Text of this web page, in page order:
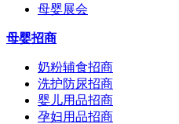
母婴展会
母婴招商
奶粉辅食招商
洗护防尿招商
婴儿用品招商
孕妇用品招商